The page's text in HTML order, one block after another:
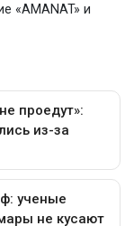
«AMANAT» и